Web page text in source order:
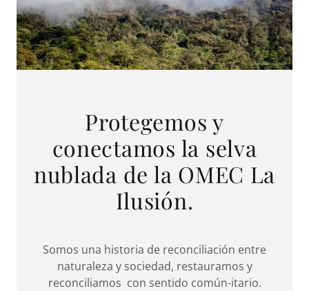
Protegemos y
conectamos la selva
nublada de la OMEC La
Ilusión.
Somos una historia de reconciliación entre
naturaleza y sociedad, restauramos y
reconciliamos con sentido común-itario.